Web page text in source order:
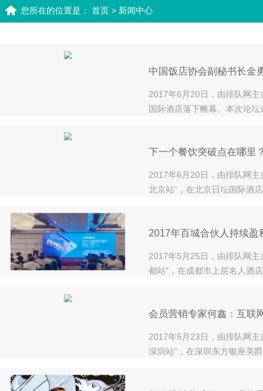
您所在的位置是： 首页 > 新闻中心
中国饭店协会副秘书长金
2017年6月20日，由排队网主
国际酒店落下帷幕。本次论
下一个餐饮突破点在哪里
2017年6月20日，由排队网主
北京站”，在北京日坛国际酒
2017年百城合伙人持续盈
2017年5月25日，由排队网主
都站”，在成都市上层名人酒
会员营销专家何鑫：互联
2017年5月23日，由排队网主
深圳站”，在深圳东方银座美